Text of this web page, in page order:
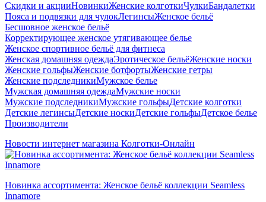
Скидки и акцииНовинкиЖенские колготкиЧулкиБандалетки
Пояса и подвязки для чулокЛегинсыЖенское бельё
Бесшовное женское бельё
Корректирующее женское утягивающее белье
Женское спортивное бельё для фитнеса
Женская домашняя одеждаЭротическое бельёЖенские носки
Женские гольфыЖенские ботфортыЖенские гетры
Женские подследникиМужское белье
Мужская домашняя одеждаМужские носки
Мужские подследникиМужские гольфыДетские колготки
Детские легинсыДетские носкиДетские гольфыДетское белье
Производители
Новости интернет магазина Колготки-Онлайн
Новинка ассортимента: Женское бельё коллекции Seamless
Innamore